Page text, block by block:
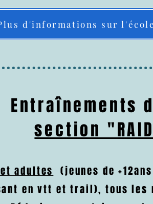
d'informations sur
Entraînements
section
adultes
(jeunes de
en vtt et trail), tous les